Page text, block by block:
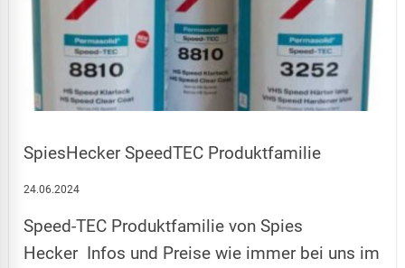
SpiesHecker SpeedTEC Produktfamilie
24.06.2024
Speed-TEC Produktfamilie von Spies
Hecker Infos und Preise wie immer bei uns im